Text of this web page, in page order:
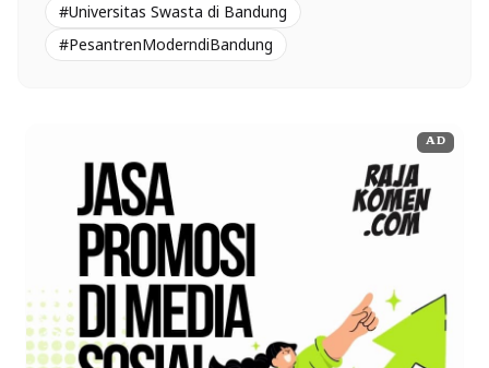
#Universitas Swasta di Bandung
#PesantrenModerndiBandung
AD